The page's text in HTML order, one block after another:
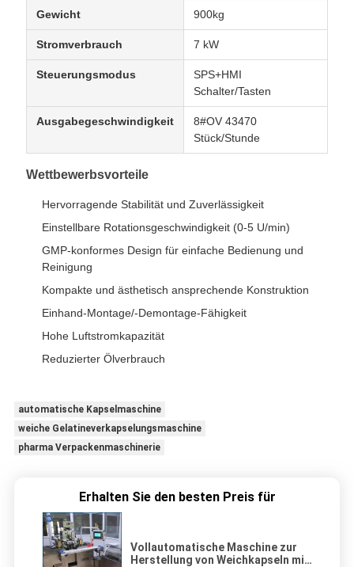
Gewicht 900kg
Stromverbrauch 7 kW
Steuerungsmodus
SPS+HMI
Schalter/Tasten
Ausgabegeschwindigkeit
8#OV 43470
Stück/Stunde
Wettbewerbsvorteile
Hervorragende Stabilität und Zuverlässigkeit
Einstellbare Rotationsgeschwindigkeit (0-5 U/min)
GMP-konformes Design für einfache Bedienung und
Reinigung
Kompakte und ästhetisch ansprechende Konstruktion
Einhand-Montage/-Demontage-Fähigkeit
Hohe Luftstromkapazität
Reduzierter Ölverbrauch
automatische Kapselmaschine
weiche Gelatineverkapselungsmaschine
pharma Verpackenmaschinerie
Erhalten Sie den besten Preis für
Vollautomatische Maschine zur
Herstellung von Weichkapseln mit